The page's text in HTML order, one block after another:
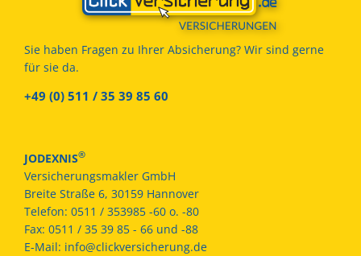
Sie haben Fragen zu Ihrer Absicherung? Wir sind gerne
für sie da.
+49 (0) 511 / 35 39 85 60
JODEXNIS®
Versicherungsmakler GmbH
Breite Straße 6, 30159 Hannover
Telefon: 0511 / 353985 -60 o. -80
Fax: 0511 / 35 39 85 - 66 und -88
E-Mail: info@clickversicherung.de